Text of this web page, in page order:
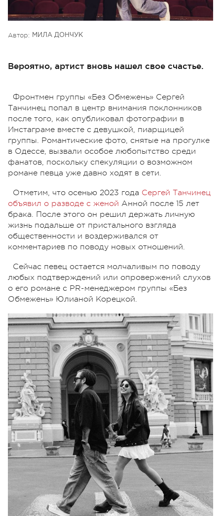
Автор: МИЛА ДОНЧУК
Вероятно, артист вновь нашел свое счастье.
Фронтмен группы «Без Обмежень» Сергей
Танчинец попал в центр внимания поклонников
после того, как опубликовал фотографии в
Инстаграме вместе с девушкой, пиарщицей
группы. Романтические фото, снятые на прогулке
в Одессе, вызвали особое любопытство среди
фанатов, поскольку спекуляции о возможном
романе певца уже давно ходят в сети.
Отметим, что осенью 2023 года Сергей Танчинец
объявил о разводе с женой Анной после 15 лет
брака. После этого он решил держать личную
жизнь подальше от пристального взгляда
общественности и воздерживался от
комментариев по поводу новых отношений.
Сейчас певец остается молчаливым по поводу
любых подтверждений или опровержений слухов
о его романе с PR-менеджером группы «Без
Обмежень» Юлианой Корецкой.